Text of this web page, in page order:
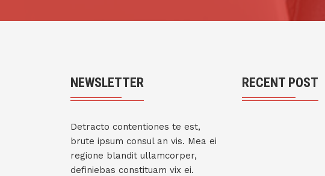
NEWSLETTER
Detracto contentiones te est,
brute ipsum consul an vis. Mea ei
regione blandit ullamcorper,
definiebas constituam vix ei.
RECENT POST